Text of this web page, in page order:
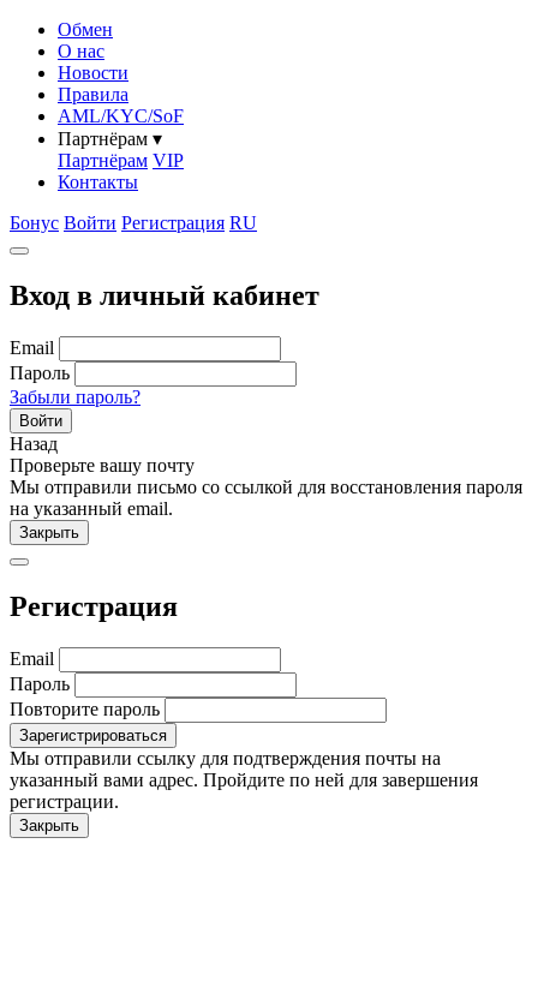
Обмен
О нас
Новости
Правила
AML/KYC/SoF
Партнёрам ▾
Партнёрам VIP
Контакты
Бонус Войти Регистрация RU
Вход в личный кабинет
Email
Пароль
Забыли пароль?
Войти
Назад
Проверьте вашу почту
Мы отправили письмо со ссылкой для восстановления пароля
на указанный email.
Закрыть
Регистрация
Email
Пароль
Повторите пароль
Мы отправили ссылку для подтверждения почты на
указанный вами адрес. Пройдите по ней для завершения
регистрации.
Закрыть